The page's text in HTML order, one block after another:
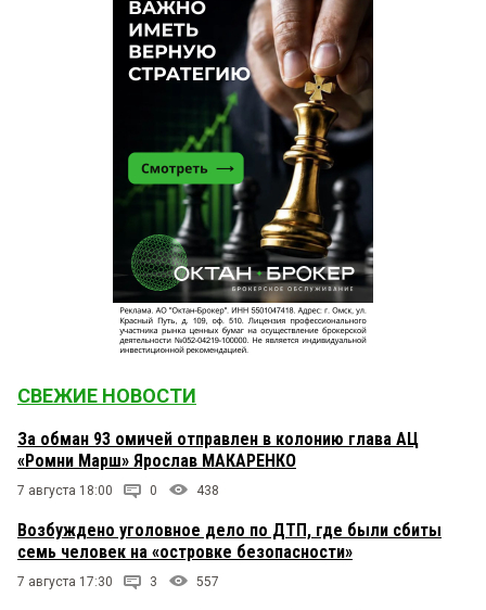
СВЕЖИЕ НОВОСТИ
За обман 93 омичей отправлен в колонию глава АЦ
«Ромни Марш» Ярослав МАКАРЕНКО
7 августа 18:00 0 438
Возбуждено уголовное дело по ДТП, где были сбиты
семь человек на «островке безопасности»
7 августа 17:30 3 557